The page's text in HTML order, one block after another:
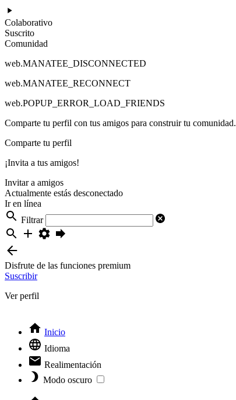
Colaborativo
Suscrito
Comunidad
web.MANATEE_DISCONNECTED
web.MANATEE_RECONNECT
web.POPUP_ERROR_LOAD_FRIENDS
Comparte tu perfil con tus amigos para construir tu comunidad.
Comparte tu perfil
¡Invita a tus amigos!
Invitar a amigos
Actualmente estás desconectado
Ir en línea
Filtrar
Disfrute de las funciones premium
Suscribir
Ver perfil
Inicio
Idioma
Realimentación
Modo oscuro